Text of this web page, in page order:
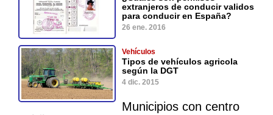
extranjeros de conducir validos
para conducir en España?
26 ene. 2016
Vehículos
Tipos de vehículos agricola
según la DGT
4 dic. 2015
Municipios con centro